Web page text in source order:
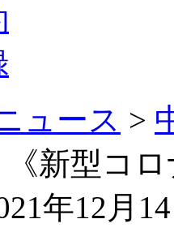
ュース >
《新型コ
年12月